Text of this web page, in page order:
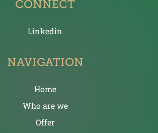
CONNECT
Linkedin
NAVIGATION
Home
Who are we
Offer